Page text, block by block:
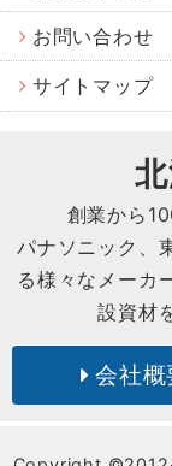
お問い合わせ
サイトマップ
創業から
パナソニック、
る様々なメーカ
設資材
会社概